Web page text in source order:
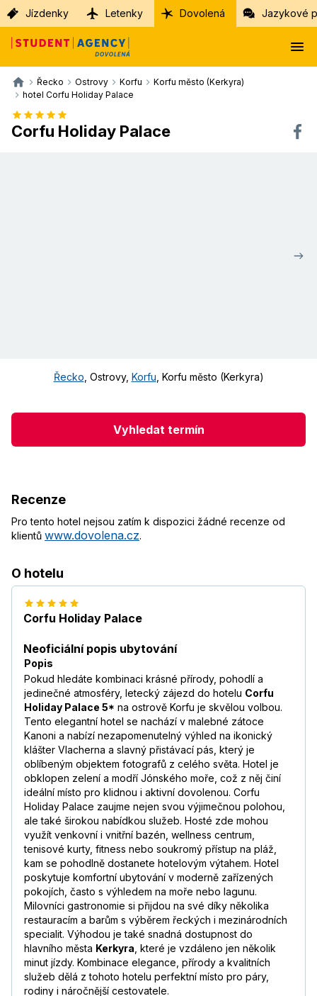
Jízdenky Letenky Dovolená Jazykové
Řecko Ostrovy Korfu
Korfu město (Kerkyra)
hotel Corfu Holiday Palace
Corfu Holiday Palace
Řecko Ostrovy, Korfu Korfu město (Kerkyra)
Vyhledat termín
Recenze
Pro tento hotel nejsou zatím k dispozici žádné recenze od
klientů www.dovolena.cz.
O hotelu
Corfu Holiday Palace
Neoficiální popis ubytování
Popis
Pokud hledáte kombinaci krásné přírody, pohodlí a
jedinečné atmosféry, letecký zájezd do hotelu Corfu
Holiday Palace 5* na ostrově Korfu je skvělou volbou.
Tento elegantní hotel se nachází v malebné zátoce
Kanoni a nabízí nezapomenutelný výhled na ikonický
klášter Vlacherna a slavný přistávací pás, který je
oblíbeným objektem fotografů z celého světa. Hotel je
obklopen zelení a modří Jónského moře, což z něj činí
ideální místo pro klidnou i aktivní dovolenou. Corfu
Holiday Palace zaujme nejen svou výjimečnou polohou,
ale také širokou nabídkou služeb. Hosté zde mohou
využít venkovní i vnitřní bazén, wellness centrum,
tenisové kurty, fitness nebo soukromý přístup na pláž,
kam se pohodlně dostanete hotelovým výtahem. Hotel
poskytuje komfortní ubytování v moderně zařízených
pokojích, často s výhledem na moře nebo lagunu.
Milovníci gastronomie si přijdou na své díky několika
restauracím a barům s výběrem řeckých i mezinárodních
specialit. Výhodou je také snadná dostupnost do
hlavního města Kerkyra , které je vzdáleno jen několik
minut jízdy. Kombinace elegance, přírody a kvalitních
služeb dělá z tohoto hotelu perfektní místo pro páry,
rodiny i náročnější cestovatele.